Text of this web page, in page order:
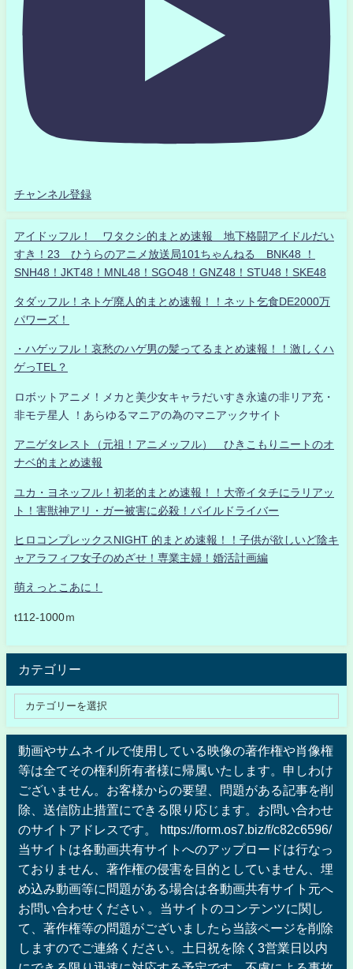
チャンネル登録
アイドッフル！ ワタクシ的まとめ速報 地下格闘アイドルだい
すき！23 ひうらのアニメ放送局101ちゃんねる BNK48 ！
SNH48！JKT48！MNL48！SGO48！GNZ48！STU48！SKE48
タダッフル！ネトゲ廃人的まとめ速報！！ネット乞食DE2000万
パワーズ！
・ハゲッフル！哀愁のハゲ男の髪ってるまとめ速報！！激しくハ
ゲっTEL？
ロボットアニメ！メカと美少女キャラだいすき永遠の非リア充・
非モテ星人 ！あらゆるマニアの為のマニアックサイト
アニゲタレスト（元祖！アニメッフル） ひきこもりニートのオ
ナベ的まとめ速報
ユカ・ヨネッフル！初老的まとめ速報！！大帝イタチにラリアッ
ト！害獣神アリ・ガー被害に必殺！パイルドライバー
ヒロコンプレックスNIGHT 的まとめ速報！！子供が欲しいど陰キ
ャアラフィフ女子のめざせ！専業主婦！婚活計画編
萌えっとこあに！
t112-1000ｍ
カテゴリー
動画やサムネイルで使用している映像の著作権や肖像権
等は全てその権利所有者様に帰属いたします。申しわけ
ございません。お客様からの要望、問題がある記事を削
除、送信防止措置にできる限り応じます。お問い合わせ
のサイトアドレスです。 https://form.os7.biz/f/c82c6596/
当サイトは各動画共有サイトへのアップロードは行なっ
ておりません、著作権の侵害を目的としていません、埋
め込み動画等に問題がある場合は各動画共有サイト元へ
お問い合わせください 。当サイトのコンテンツに関し
て、著作権等の問題がございましたら当該ページを削除
しますのでご連絡ください。土日祝を除く3営業日以内